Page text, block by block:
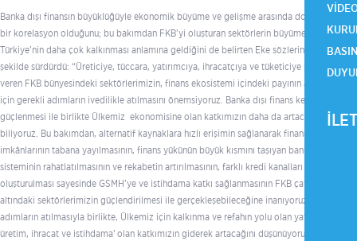
Banka dışı finansın büyüklüğüyle ekonomik büyüme ve gelişme arasında doğrudan
bir korelasyon olduğunu; bu bakımdan FKB’yi oluşturan sektörlerin büyümesinin,
Türkiye’nin daha çok kalkınması anlamına geldiğini de belirten Eke sözlerini şu
şekilde sürdürdü: “Üreticiye, tüccara, yatırımcıya, ihracatçıya ve tüketiciye hizmet
veren FKB bünyesindeki sektörlerimizin, finans ekosistemi içindeki payının artması
için gerekli adımların ivedilikle atılmasını önemsiyoruz. Banka dışı finans kesiminin
güçlenmesi ile birlikte Ülkemiz ekonomisine olan katkımızın daha da artacağını
biliyoruz. Bu bakımdan, alternatif kaynaklara hızlı erişimin sağlanarak finansman
imkânlarının tabana yayılmasının, finans yükünün büyük kısmını taşıyan bankacılık
sisteminin rahatlatılmasının ve rekabetin artırılmasının, farklı kredi kanalları
oluşturulması sayesinde GSMH’ye ve istihdama katkı sağlanmasının FKB çatısı
altındaki sektörlerimizin güçlendirilmesi ile gerçekleşebileceğine inanıyoruz. Bu
adımların atılmasıyla birlikte, Ülkemiz için kalkınma ve refahın yolu olan yatırım,
üretim, ihracat ve istihdama’ olan katkımızın giderek artacağını düşünüyorum.”